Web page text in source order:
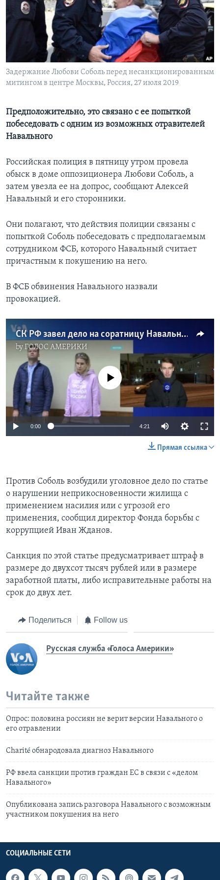
Learning English
СОЦИАЛЬНЫЕ СЕТИ
Задержание Любови Соболь перед несанкционированным
митингом в центре Москвы, Россия, 27 июля 2019
Предположительно, это связано с ее попыткой
побеседовать с одним из возможных отравителей
Навального
Российская полиция в пятницу утром провела
обыск в доме оппозиционера Любови Соболь, а
затем увезла ее на допрос, сообщают Алексей
Навальный и его сторонники.
Они полагают, что действия полиции связаны с
попыткой Соболь побеседовать с предполагаемым
сотрудником ФСБ, которого Навальный считает
причастным к покушению на него.
В ФСБ обвинения Навального назвали
провокацией.
СК РФ завел дело на соратницу Навального
byГОЛОС АМЕРИКИ
No media source currently available
0:00 4:21
Прямая ссылка
Против Соболь возбудили уголовное дело по статье
о нарушении неприкосновенности жилища с
применением насилия или с угрозой его
применения, сообщил директор Фонда борьбы с
коррупцией Иван Жданов.
Санкция по этой статье предусматривает штраф в
размере до двухсот тысяч рублей или в размере
заработной платы, либо исправительные работы на
срок до двух лет.
Поделиться Follow us
Русская служба «Голоса Америки»
Читайте также
Опрос: половина россиян не верит версии Навального о
его отравлении
Charité обнародовала диагноз Навального
РФ ввела санкции против граждан ЕС в связи с «делом
Навального»
Опубликована запись разговора Навального с возможным
участником покушения на него
СОЦИАЛЬНЫЕ СЕТИ